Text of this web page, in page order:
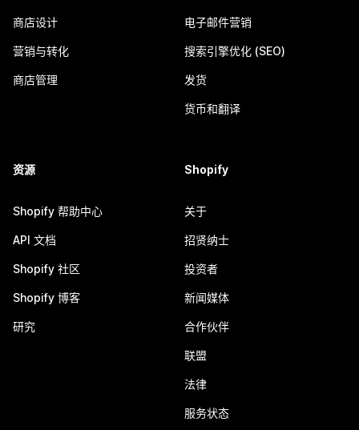
商店设计
营销与转化
商店管理
电子邮件营销
搜索引擎优化 (SEO)
发货
货币和翻译
资源
Shopify 帮助中心
API 文档
Shopify 社区
Shopify 博客
研究
Shopify
关于
招贤纳士
投资者
新闻媒体
合作伙伴
联盟
法律
服务状态